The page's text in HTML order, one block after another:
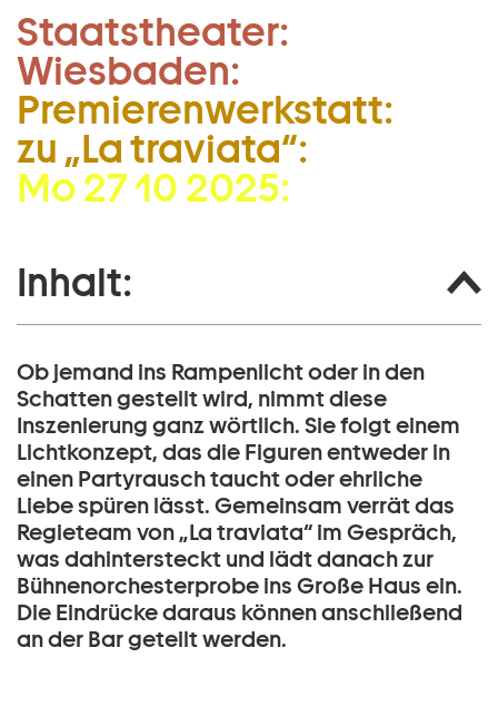
Zum Hauptinhalt springen
Zum Footer springen
Staatstheater:
Wiesbaden:
Premierenwerkstatt:
zu „La traviata“:
Mo 27 10 2025:
Inhalt:
Ob jemand ins Rampenlicht oder in den
Schatten gestellt wird, nimmt diese
Inszenierung ganz wörtlich. Sie folgt einem
Lichtkonzept, das die Figuren entweder in
einen Partyrausch taucht oder ehrliche
Liebe spüren lässt. Gemeinsam verrät das
Regieteam von „La traviata“ im Gespräch,
was dahintersteckt und lädt danach zur
Bühnenorchesterprobe ins Große Haus ein.
Die Eindrücke daraus können anschließend
an der Bar geteilt werden.